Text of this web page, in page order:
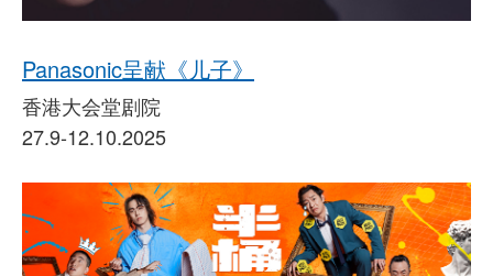
Panasonic呈献《儿子》
香港大会堂剧院
27.9-12.10.2025